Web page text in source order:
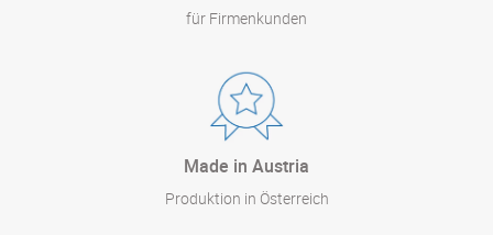
für Firmenkunden
Made in Austria
Produktion in Österreich